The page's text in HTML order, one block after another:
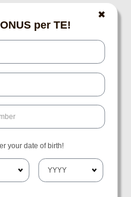
✖
per TE!
your date of birth!